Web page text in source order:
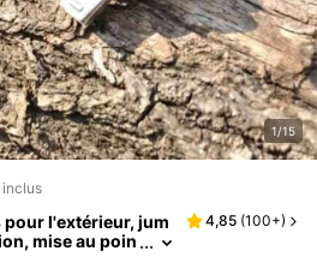
1/15
inclus
l'extérieur, jum
mise au poin
4,85 (100+)